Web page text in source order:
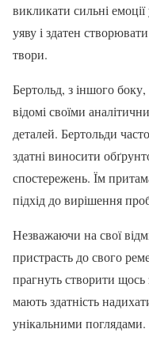
викликати сильні
уяву і здатен створювати
твори.
Бертольд, з іншого
відомі своїми
деталей. Бертольди
здатні виносити
спостережень. Їм
підхід до вирішення
Незважаючи на свої
пристрасть до свого
прагнуть створити
мають здатність
унікальними поглядами.